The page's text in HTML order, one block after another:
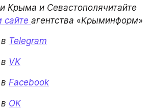
Крыма и Севастополячитайте
сайте агентства «Крыминформ»
Telegram
VK
Facebook
OK